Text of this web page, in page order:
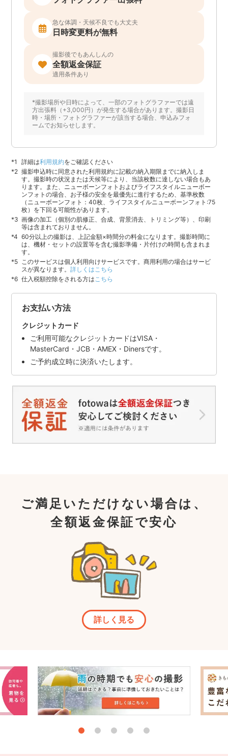
急な体調・天候不良でも大丈夫
日時変更料が無料
撮影後でもあんしんの
全額返金保証
適用条件あり
*撮影場所や日時によって、一部のフォトグラファーでは遠
方出張料（+3,000円）が発生する場合があります。撮影日
時・場所・フォトグラファーが該当する場合、申込みフォ
ームでお知らせします。
詳細は利用規約をご確認ください
撮影申込時に同意された利用規約に記載の納入期限までに納入しま
す。撮影時の状況または天候等により、当該枚数に達しない場合もあ
ります。また、ニューボーンフォトおよびライフスタイルニューボー
ンフォトの場合、お子様の安全を最優先に進行するため、基準枚数
（ニューボーンフォト：40枚、ライフスタイルニューボーンフォト:75
枚）を下回る可能性があります。
画像の加工（個別の肌修正、合成、背景消去、トリミング等）、印刷
等は含まれておりません。
60分以上の撮影は、上記金額×時間分の料金になります。撮影時間に
は、機材・セットの設置等を含む撮影準備・片付けの時間も含まれま
す。
このサービスは個人利用向けサービスです。商用利用の場合はサービ
スが異なります。詳しくはこちら
仕入税額控除をされる方はこちら
お支払い方法
クレジットカード
ご利用可能なクレジットカードはVISA・
MasterCard・JCB・AMEX・Dinersです。
ご予約成立時に決済いたします。
ご満足いただけない場合は、
全額返金保証で安心
詳しく見る